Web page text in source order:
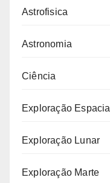
Astrofisica
Astronomia
Ciência
Exploração Espacial
Exploração Lunar
Exploração Marte